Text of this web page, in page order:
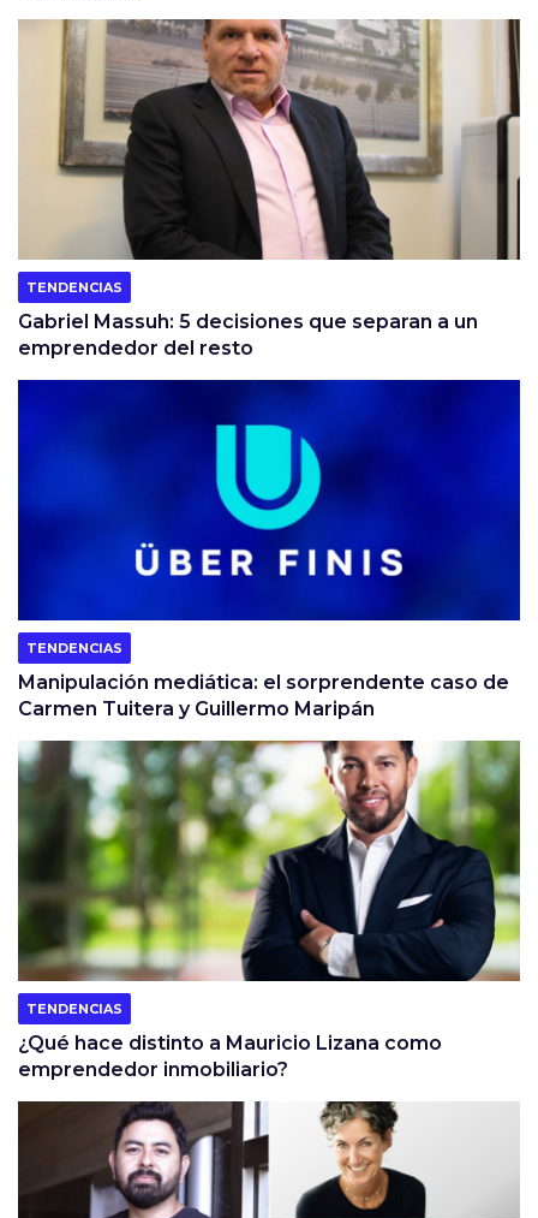
TENDENCIAS
Gabriel Massuh: 5 decisiones que separan a un
emprendedor del resto
TENDENCIAS
Manipulación mediática: el sorprendente caso de
Carmen Tuitera y Guillermo Maripán
TENDENCIAS
¿Qué hace distinto a Mauricio Lizana como
emprendedor inmobiliario?